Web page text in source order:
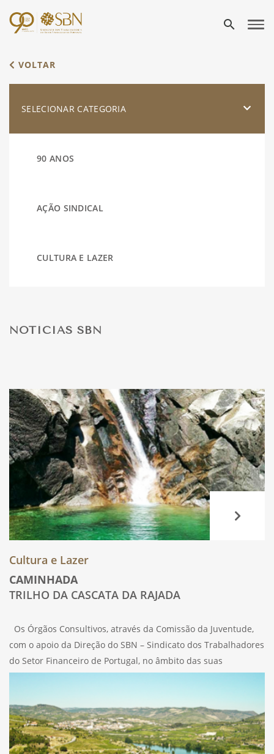
search
VOLTAR
SELECIONAR CATEGORIA
90 ANOS
AÇÃO SINDICAL
CULTURA E LAZER
SAÚDE
NOTÍCIAS SBN
Cultura e Lazer
CAMINHADA
TRILHO DA CASCATA DA RAJADA
Os Órgãos Consultivos, através da Comissão da Juventude,
com o apoio da Direção do SBN – Sindicato dos Trabalhadores
do Setor Financeiro de Portugal, no âmbito das suas
atividades e destinada a todos os Associados do SBN e